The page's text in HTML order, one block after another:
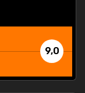
9,0